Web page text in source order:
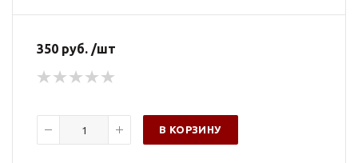
350 руб. /шт
В КОРЗИНУ